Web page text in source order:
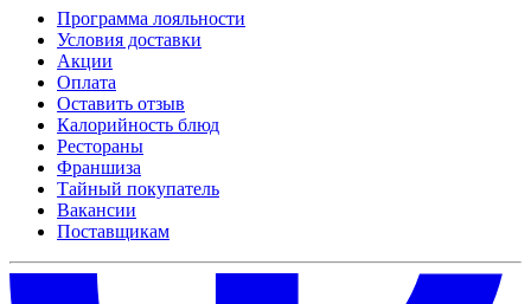
Программа лояльности
Условия доставки
Акции
Оплата
Оставить отзыв
Калорийность блюд
Рестораны
Франшиза
Тайный покупатель
Вакансии
Поставщикам